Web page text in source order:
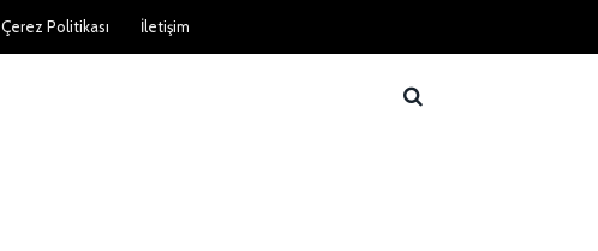
Çerez Politikası İletişim